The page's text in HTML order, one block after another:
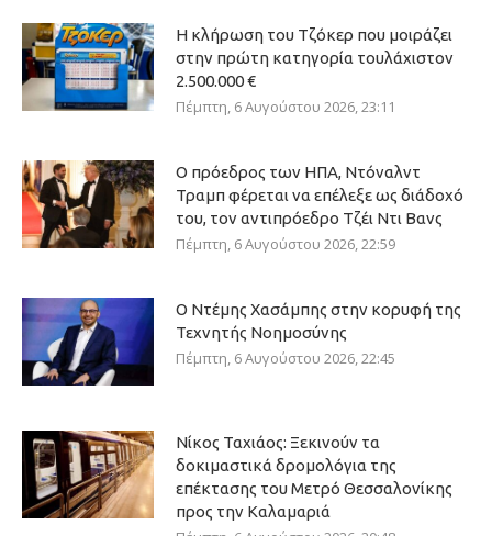
Η κλήρωση του Τζόκερ που μοιράζει
στην πρώτη κατηγορία τουλάχιστον
2.500.000 €
Πέμπτη, 6 Αυγούστου 2026, 23:11
Ο πρόεδρος των ΗΠΑ, Ντόναλντ
Τραμπ φέρεται να επέλεξε ως διάδοχό
του, τον αντιπρόεδρο Τζέι Ντι Βανς
Πέμπτη, 6 Αυγούστου 2026, 22:59
Ο Ντέμης Χασάμπης στην κορυφή της
Τεχνητής Νοημοσύνης
Πέμπτη, 6 Αυγούστου 2026, 22:45
Νίκος Ταχιάος: Ξεκινούν τα
δοκιμαστικά δρομολόγια της
επέκτασης του Μετρό Θεσσαλονίκης
προς την Καλαμαριά